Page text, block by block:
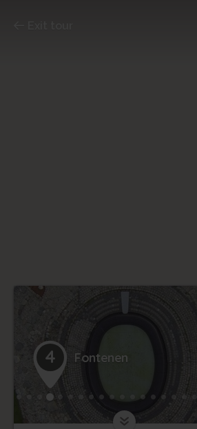
4 Fontenen